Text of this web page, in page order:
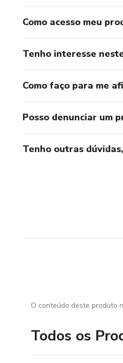
Como acesso meu
Tenho interesse
Como faço para me
Posso denunciar um
Tenho outras
O conteúdo deste produto
Todos os